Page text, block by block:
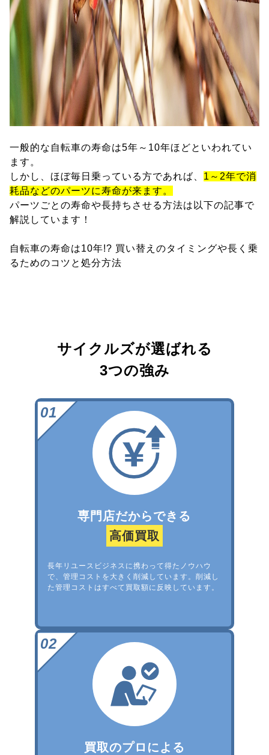
一般的な自転車の寿命は5年～10年ほどといわれてい
ます。
しかし、ほぼ毎日乗っている方であれば、 1～2年で消
耗品などのパーツに寿命が来ます。
パーツごとの寿命や長持ちさせる方法は以下の記事で
解説しています！
自転車の寿命は10年!? 買い替えのタイミングや長く乗
るためのコツと処分方法
サイクルズが選ばれる
3つの強み
専門店だからできる
高価買取
長年リユースビジネスに携わって得たノウハウ
で、管理コストを大きく削減しています。削減し
た管理コストはすべて買取額に反映しています。
買取のプロによる